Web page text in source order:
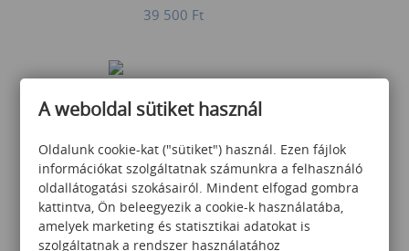
39 500 Ft
Ügyfélközpontú
kommunikáció - DISC
alapon
A weboldal sütiket használ
Oldalunk cookie-kat ("sütiket") használ. Ezen fájlok
információkat szolgáltatnak számunkra a felhasználó
oldallátogatási szokásairól. Mindent elfogad gombra
kattintva, Ön beleegyezik a cookie-k használatába,
amelyek marketing és statisztikai adatokat is
szolgáltatnak a rendszer használatához